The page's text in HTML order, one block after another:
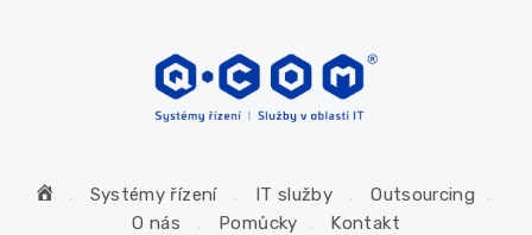
Systémy řízení IT služby
Outsourcing
O nás
Pomůcky Kontakt